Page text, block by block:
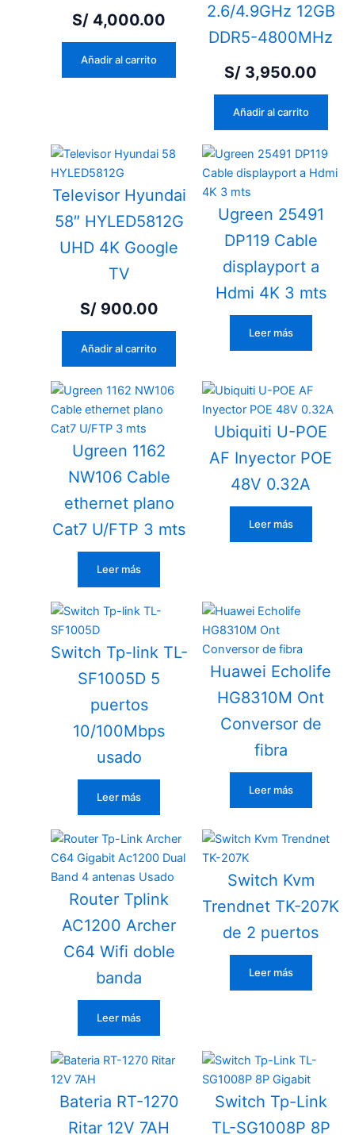
S/ 4,000.00
Añadir al carrito
2.6/4.9GHz 12GB
DDR5-4800MHz
S/ 3,950.00
Añadir al carrito
Televisor Hyundai
58″ HYLED5812G
UHD 4K Google
TV
S/900.00
Añadir al carrito
Ugreen 25491
DP119 Cable
displayport a
Hdmi 4K 3 mts
Leer más
Ugreen 1162
NW106 Cable
ethernet plano
Cat7 U/FTP 3 mts
Leer más
Ubiquiti U-POE
AF Inyector POE
48V 0.32A
Leer más
Switch Tp-link TL-
SF1005D 5
puertos
10/100Mbps
usado
Leer más
Huawei Echolife
HG8310M Ont
Conversor de
fibra
Leer más
Router Tplink
AC1200 Archer
C64 Wifi doble
banda
Leer más
Switch Kvm
Trendnet TK-207K
de 2 puertos
Leer más
Bateria RT-1270
Ritar 12V 7AH
Switch Tp-Link
TL-SG1008P 8P